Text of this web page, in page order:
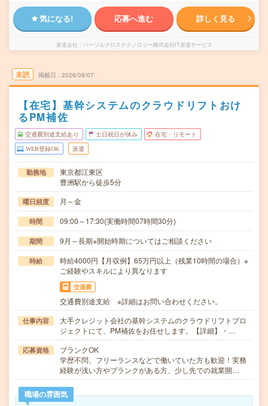
気になる! 応募へ進む 詳しく見る
派遣会社 パーソルクロステクノロジー株式会社IT派遣サービス
未読 掲載日 2026/08/07
【在宅】基幹システムのクラウドリフトおけ
るPM補佐
交通費別途支給あり 土日祝日が休み 在宅・リモート
WEB登録OK 派遣
勤務地
東京都江東区
豊洲駅から徒歩5分
曜日頻度 月～金
時間 09:00～17:30(実働時間07時間30分)
期間 9月～長期※開始時期についてはご相談ください
時給
時給4000円【月収例】65万円以上（残業10時間の場合）※
ご経験やスキルにより異なります
交通費
交通費別途支給 ※詳細はお問い合わせください。
仕事内容
大手クレジット会社の基幹システムのクラウドリフトプロ
ジェクトにて、PM補佐をお任せします。【詳細】・…
応募資格
ブランクOK
学歴不問、フリーランスなどで働いていた方も歓迎！実務
経験が浅い方やブランクがある方、少し先での就業開…
職場の雰囲気